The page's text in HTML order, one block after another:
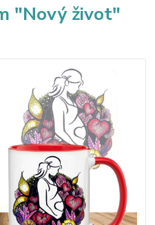
"Nový život"